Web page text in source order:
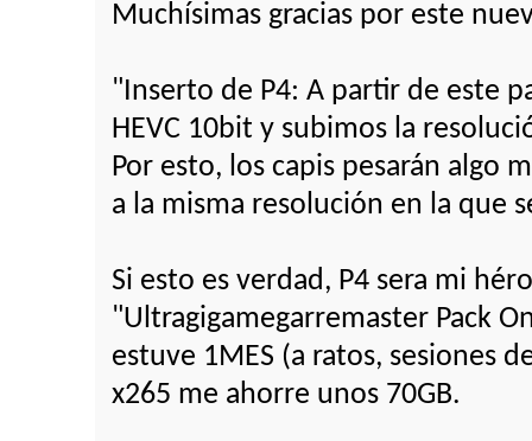
Muchísimas gracias por este
"Inserto de P4: A partir de este
HEVC 10bit y subimos la
Por esto, los capis pesarán algo
a la misma resolución en la que
Si esto es verdad, P4 sera mi
"Ultragigamegarremaster Pack
estuve 1MES (a ratos, sesiones
x265 me ahorre unos 70GB.